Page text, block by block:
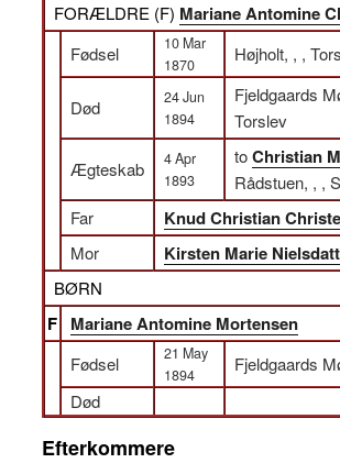
FORÆLDRE (F) Mariane Antomine
Fødsel
10 Mar
1870
Højholt, , ,
Død
24 Jun
1894
Fjeldgaards
Torslev
Ægteskab
4 Apr
1893
toChristian
Rådstuen, , ,
Far
Knud Christian
Mor Kirsten Marie
BØRN
F Mariane Antomine Mortensen
Fødsel
21 May
1894
Fjeldgaards
Død
Efterkommere